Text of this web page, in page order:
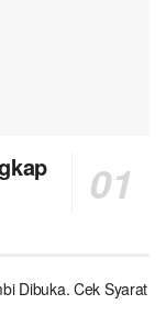
Dibuka. Cek Syarat